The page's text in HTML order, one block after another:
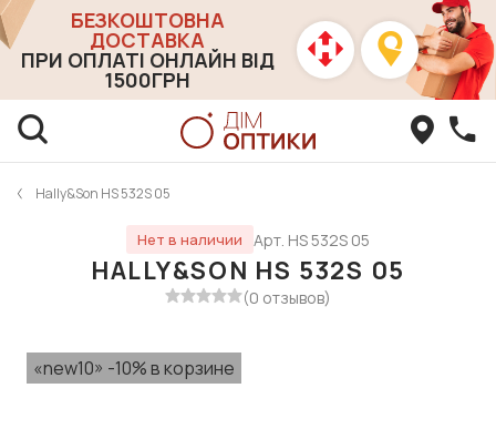
БЕЗКОШТОВНА
ДОСТАВКА
ПРИ ОПЛАТІ ОНЛАЙН ВІД
1500ГРН
Hally&Son HS 532S 05
Нет в наличии Арт. HS 532S 05
HALLY&SON HS 532S 05
(0 отзывов)
«new10» -10% в корзине